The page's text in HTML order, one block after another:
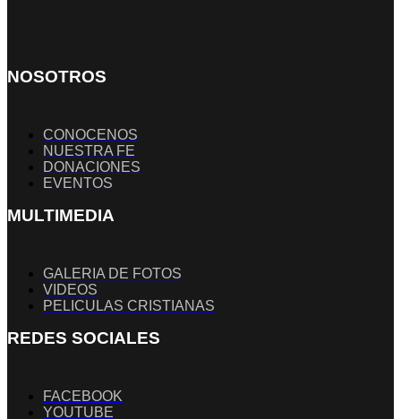
NOSOTROS
CONOCENOS
NUESTRA FE
DONACIONES
EVENTOS
MULTIMEDIA
GALERIA DE FOTOS
VIDEOS
PELICULAS CRISTIANAS
REDES SOCIALES
FACEBOOK
YOUTUBE